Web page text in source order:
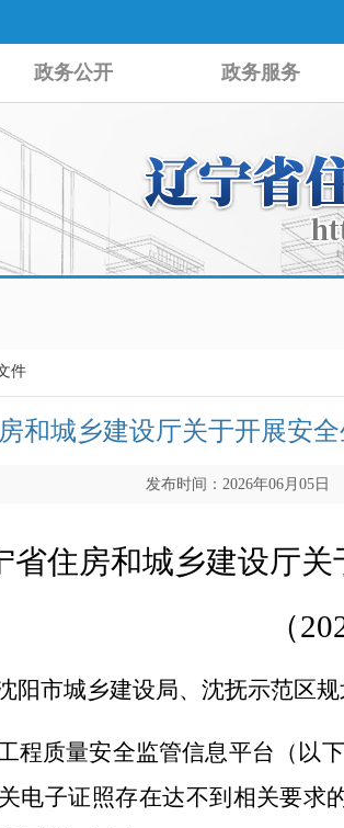
政务公开 政务服务
件
和城乡建设厅关于开展安
发布时间：2026年06月05日
省住房和城乡建设厅
（
阳市城乡建设局、沈抚示范区规
程质量安全监管信息平台（以
电子证照存在达不到相关要求